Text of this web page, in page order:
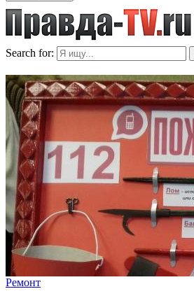
Search for:
Ремонт